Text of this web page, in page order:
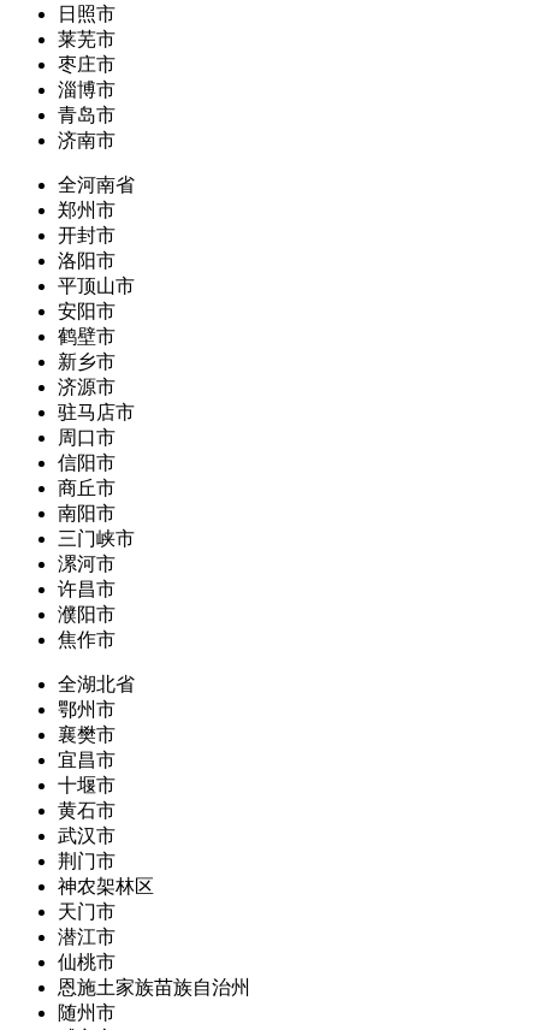
日照市
莱芜市
枣庄市
淄博市
青岛市
济南市
全河南省
郑州市
开封市
洛阳市
平顶山市
安阳市
鹤壁市
新乡市
济源市
驻马店市
周口市
信阳市
商丘市
南阳市
三门峡市
漯河市
许昌市
濮阳市
焦作市
全湖北省
鄂州市
襄樊市
宜昌市
十堰市
黄石市
武汉市
荆门市
神农架林区
天门市
潜江市
仙桃市
恩施土家族苗族自治州
随州市